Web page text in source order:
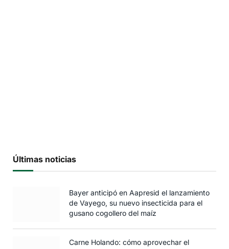
Últimas noticias
Bayer anticipó en Aapresid el lanzamiento
de Vayego, su nuevo insecticida para el
gusano cogollero del maíz
Carne Holando: cómo aprovechar el